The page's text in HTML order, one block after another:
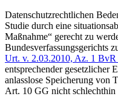
Datenschutzrechtlichen
Studie durch eine
Maßnahme“ gerecht zu
Bundesverfassungsgerichts
Urt. v. 2.03.2010, Az. 1 BvR
entsprechender gesetzlicher
anlasslose Speicherung von
Art. 10 GG nicht schlechthin